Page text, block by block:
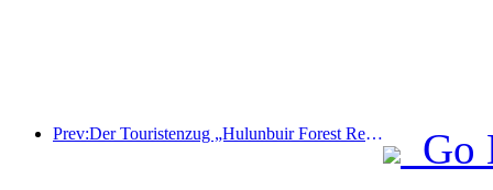
Prev:Der Touristenzug „Hulunbuir Forest Rendezvous - Daxinganling Express - Starlight Train - Tianyi Journey“ tritt seine Jungfernfahrt an.
Go